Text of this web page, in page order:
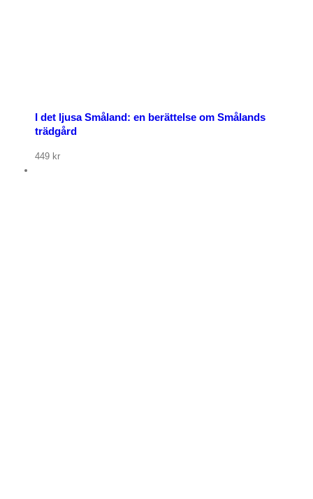
I det ljusa Småland: en berättelse om Smålands
trädgård
449 kr